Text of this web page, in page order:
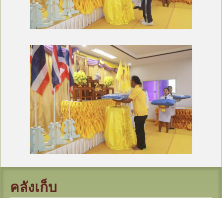
คลังเก็บ